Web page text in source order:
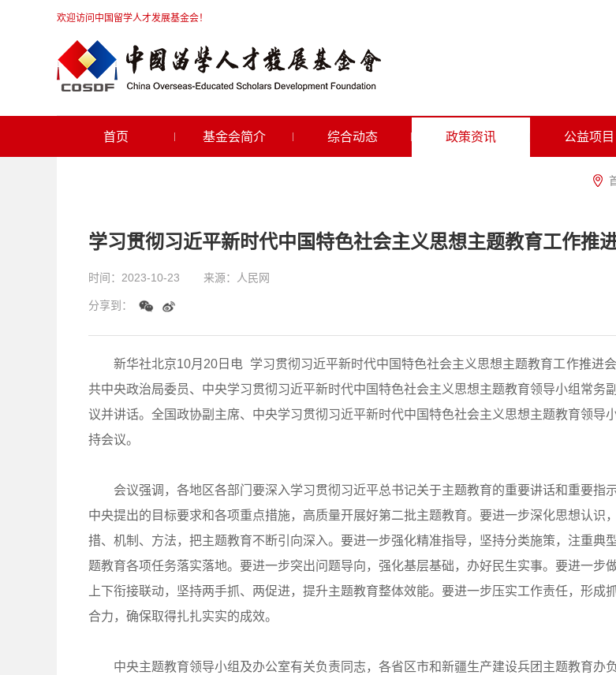
欢迎访问中国留学人才发展基金会！
首页 基金会简介 综合动态 政策资讯 公益项目
学习贯彻习近平新时代中国特色社会主义思想主题教育工作推
时间： 2023-10-23 来源： 人民网
分享到：
新华社北京10月20日电 学习贯彻习近平新时代中国特色社会主义思想主题教育工作推进
共中央政治局委员、中央学习贯彻习近平新时代中国特色社会主义思想主题教育领导小组常务
议并讲话。全国政协副主席、中央学习贯彻习近平新时代中国特色社会主义思想主题教育领导
持会议。
会议强调，各地区各部门要深入学习贯彻习近平总书记关于主题教育的重要讲话和重要指
中央提出的目标要求和各项重点措施，高质量开展好第二批主题教育。要进一步深化思想认识
措、机制、方法，把主题教育不断引向深入。要进一步强化精准指导，坚持分类施策，注重典
题教育各项任务落实落地。要进一步突出问题导向，强化基层基础，办好民生实事。要进一步
上下衔接联动，坚持两手抓、两促进，提升主题教育整体效能。要进一步压实工作责任，形成
合力，确保取得扎扎实实的成效。
中央主题教育领导小组及办公室有关负责同志，各省区市和新疆生产建设兵团主题教育办